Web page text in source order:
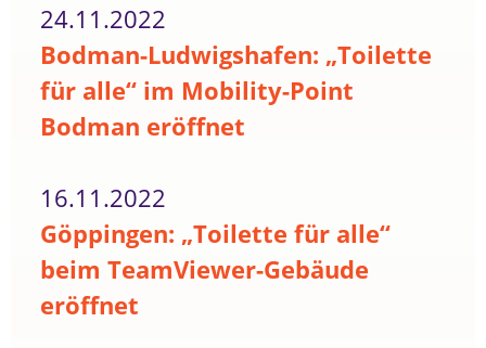
24.11.2022
Bodman-Ludwigshafen: „Toilette
für alle“ im Mobility-Point
Bodman eröffnet
16.11.2022
Göppingen: „Toilette für alle“
beim TeamViewer-Gebäude
eröffnet